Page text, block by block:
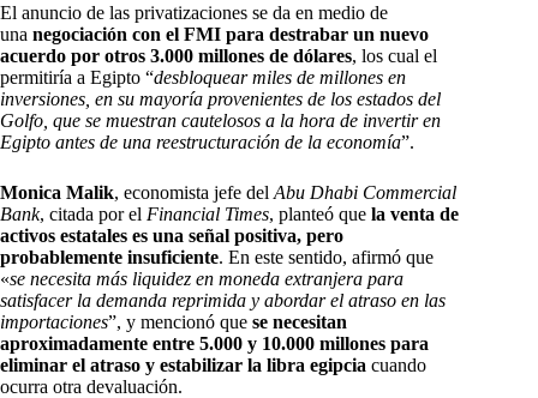
El anuncio de las privatizaciones se da en medio de
una negociación con el FMI para destrabar un nuevo
acuerdo por otros 3.000 millones de dólares, los cual el
permitiría a Egipto “desbloquear miles de millones en
inversiones, en su mayoría provenientes de los estados del
Golfo, que se muestran cautelosos a la hora de invertir en
Egipto antes de una reestructuración de la economía”.
Monica Malik, economista jefe del Abu Dhabi Commercial
Bank, citada por el Financial Times, planteó que la venta de
activos estatales es una señal positiva, pero
probablemente insuficiente. En este sentido, afirmó que
«se necesita más liquidez en moneda extranjera para
satisfacer la demanda reprimida y abordar el atraso en las
importaciones”, y mencionó que se necesitan
aproximadamente entre 5.000 y 10.000 millones para
eliminar el atraso y estabilizar la libra egipcia cuando
ocurra otra devaluación.